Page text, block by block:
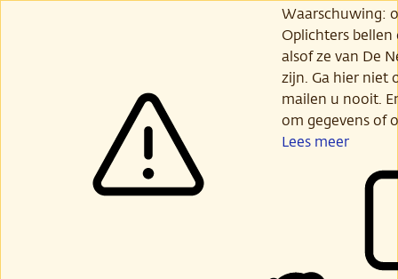
Waarschuwing:
Oplichters
alsof ze van De
zijn. Ga hier niet
mailen u nooit.
om gegevens of
Lees meer